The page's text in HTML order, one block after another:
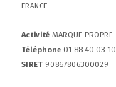
FRANCE
Activité MARQUE PROPRE
Téléphone 01 88 40 03 10
SIRET 90867806300029